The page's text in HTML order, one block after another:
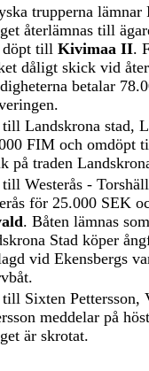
trupperna lämnar
återlämnas till
till Kivimaa II.
dåligt skick vid
betalar
till Landskrona stad,
FIM och omdöpt
på traden
till Westerås -
för 25.000 SEK
. Båten lämnas
Stad köper
vid Ekensbergs
till Sixten Pettersson,
meddelar på
är skrotat.